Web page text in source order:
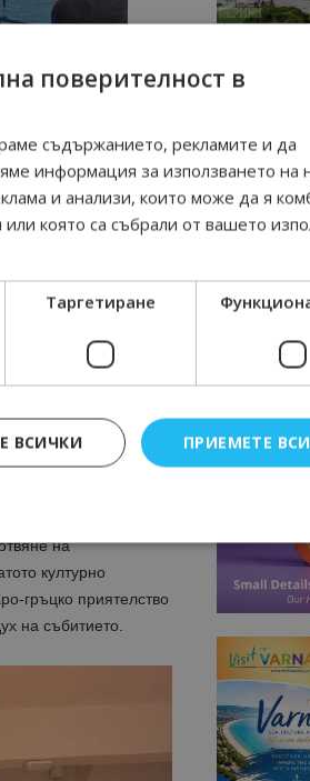
традиции.
на
културно
гръцко приятелство
на събитието.
поверителност в
съдържанието, рекламите и да
информация за използването на
и анализи, които може да я
която са събрали от вашето
Таргетиране
ПРИЕМЕТЕ
ВСИЧКИ
Функционалност
на уебсайта, като потребителско
без строго необходими бисквитки.
Тази бисквитка се използва, за да запомните
на потребителя за използването на бисквитки